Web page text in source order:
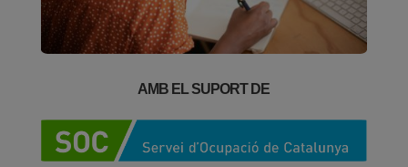
AMB EL SUPORT DE